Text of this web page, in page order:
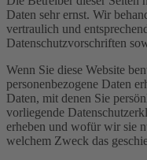
Daten sehr ernst. Wir
vertraulich und
Datenschutzvorschriften
Wenn Sie diese Website
personenbezogene Daten
Daten, mit denen Sie
vorliegende
erheben und wofür wir sie
welchem Zweck das